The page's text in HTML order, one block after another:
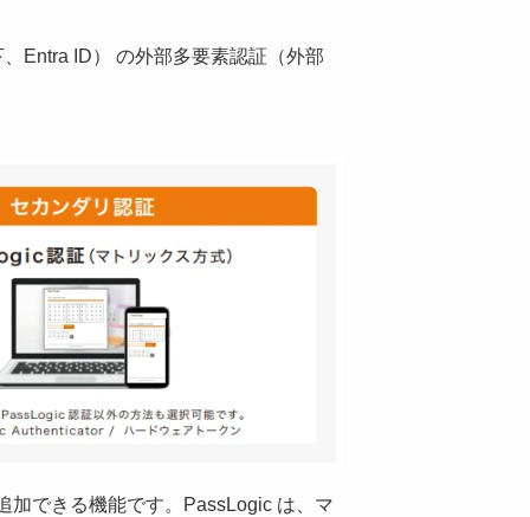
Entra ID） の外部多要素認証（外部
加できる機能です。PassLogic は、マ